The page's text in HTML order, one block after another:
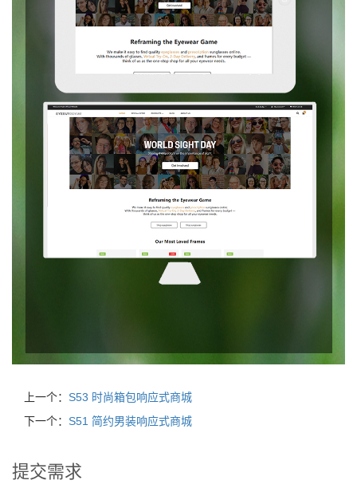
上一个： S53 时尚箱包响应式商城
下一个： S51 简约男装响应式商城
提交需求